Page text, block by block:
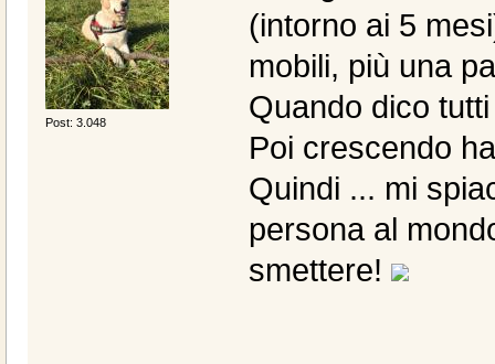
Post: 3.048
(intorno ai 5
mobili, più una
Quando dico
Poi crescendo
Quindi ... mi
persona al
smettere!